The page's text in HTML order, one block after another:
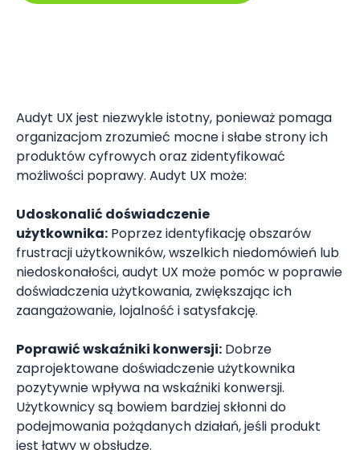
Audyt UX jest niezwykle istotny, ponieważ pomaga
organizacjom zrozumieć mocne i słabe strony ich
produktów cyfrowych oraz zidentyfikować
możliwości poprawy. Audyt UX może:
Udoskonalić doświadczenie
użytkownika: Poprzez identyfikację obszarów
frustracji użytkowników, wszelkich niedomówień lub
niedoskonałości, audyt UX może pomóc w poprawie
doświadczenia użytkowania, zwiększając ich
zaangażowanie, lojalność i satysfakcję.
Poprawić wskaźniki konwersji: Dobrze
zaprojektowane doświadczenie użytkownika
pozytywnie wpływa na wskaźniki konwersji.
Użytkownicy są bowiem bardziej skłonni do
podejmowania pożądanych działań, jeśli produkt
jest łatwy w obsłudze.